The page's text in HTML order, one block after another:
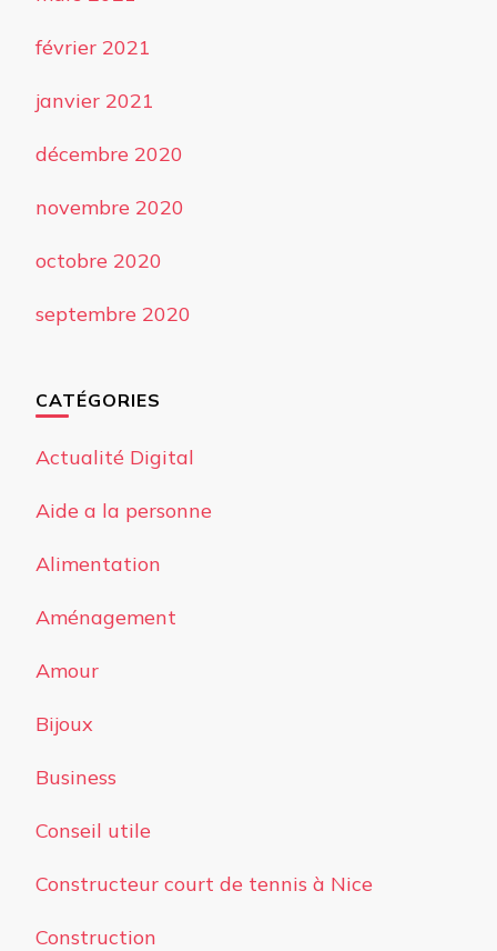
février 2021
janvier 2021
décembre 2020
novembre 2020
octobre 2020
septembre 2020
CATÉGORIES
Actualité Digital
Aide a la personne
Alimentation
Aménagement
Amour
Bijoux
Business
Conseil utile
Constructeur court de tennis à Nice
Construction